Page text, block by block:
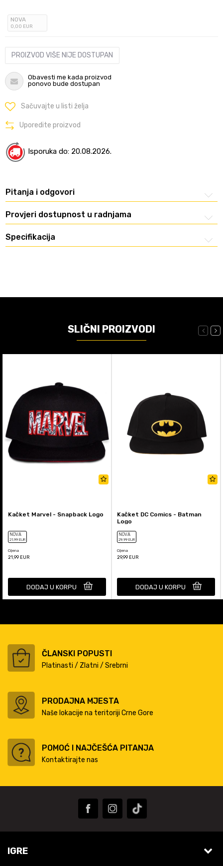
NOVA
0,00 EUR
PROIZVOD VIŠE NIJE DOSTUPAN
Obavesti me kada proizvod
ponovo bude dostupan
Sačuvajte u listi želja
Uporedite proizvod
Isporuka do: 20.08.2026.
Pitanja i odgovori
Provjeri dostupnost u radnjama
Specifikacija
SLIČNI PROIZVODI
Kačket Marvel - Snapback Logo
NOVA
21,99 EUR
Cijena
21,99 EUR
DODAJ U KORPU
Kačket DC Comics - Batman
Logo
NOVA
29,99 EUR
Cijena
29,99 EUR
DODAJ U KORPU
ČLANSKI POPUSTI
Platinasti / Zlatni / Srebrni
PRODAJNA MJESTA
Naše lokacije na teritoriji Crne Gore
POMOĆ I NAJČEŠĆA PITANJA
Kontaktirajte nas
IGRE